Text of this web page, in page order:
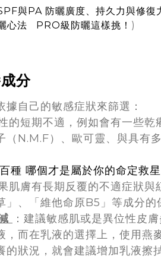
與PA 防曬廣度、持久力與修復
心法 PRO級防曬這樣挑！ )
分
自己的敏感症狀來篩選：
的短期不適，例如會有一些
（N.M.F）、歐可靈、與具有
種 哪個才是屬於你的命定救
肌膚有長期反覆的不適症狀
」、「維他命原B5」等成分的
：建議敏感肌或是異位性皮
，而在乳液的選擇上，使用
狀況，就會建議增加乳液擦